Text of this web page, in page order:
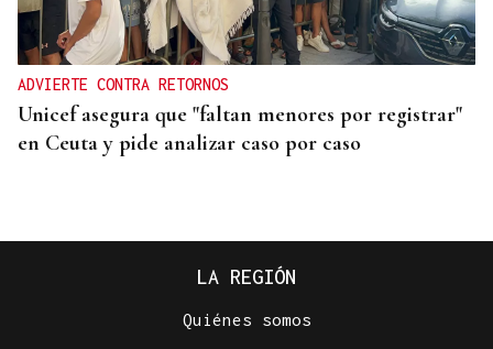
ADVIERTE CONTRA RETORNOS
Unicef asegura que "faltan menores por registrar"
en Ceuta y pide analizar caso por caso
LA REGIÓN
Quiénes somos